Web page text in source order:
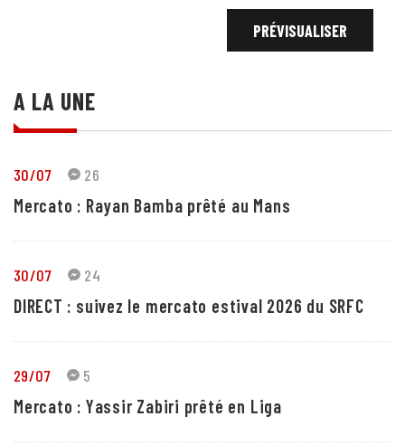
A LA UNE
30/07 26
Mercato : Rayan Bamba prêté au Mans
30/07 24
DIRECT : suivez le mercato estival 2026 du SRFC
29/07 5
Mercato : Yassir Zabiri prêté en Liga